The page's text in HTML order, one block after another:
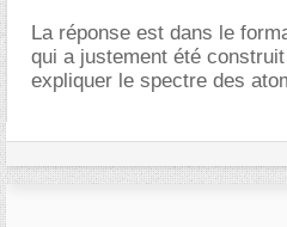
La réponse est dans le
qui a justement été
expliquer le spectre des